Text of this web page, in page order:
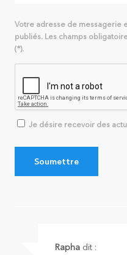
Votre adresse de messagerie
publiés. Les champs
(*).
Je désire recevoir des
Rapha dit :